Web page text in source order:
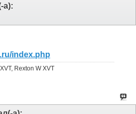
а):
index.php
Rexton W XVT